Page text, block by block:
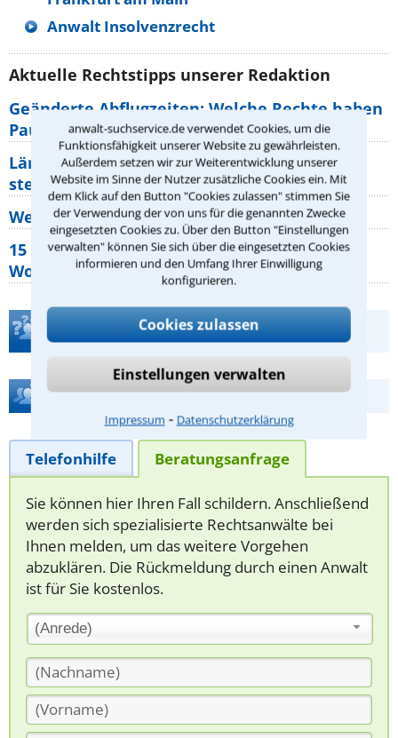
anwalt-suchservice.de verwendet Cookies, um die
Funktionsfähigkeit unserer Website zu gewährleisten.
Außerdem setzen wir zur Weiterentwicklung unserer
Website im Sinne der Nutzer zusätzliche Cookies ein. Mit
dem Klick auf den Button "Cookies zulassen" stimmen Sie
der Verwendung der von uns für die genannten Zwecke
eingesetzten Cookies zu. Über den Button "Einstellungen
verwalten" können Sie sich über die eingesetzten Cookies
informieren und den Umfang Ihrer Einwilligung
konfigurieren.
Cookies zulassen
Einstellungen verwalten
Impressum ⁃ Datenschutzerklärung
Anwalt Insolvenzrecht
Aktuelle Rechtstipps unserer Redaktion
Geänderte Abflugzeiten: Welche Rechte haben
Pauschalurlauber?
Lärm von den Nachbarn: Welche Rechte
stehen mir zu?
Wer muss Zweitwohnungssteuer zahlen?
15 elementare Rechte, die jeder
Wohnungseigentümer kennen sollte
Teste Dein Rechtswissen
Hilfe bei Ihrer Anwaltsuche?
Telefonhilfe Beratungsanfrage
Sie können hier Ihren Fall schildern. Anschließend
werden sich spezialisierte Rechtsanwälte bei
Ihnen melden, um das weitere Vorgehen
abzuklären. Die Rückmeldung durch einen Anwalt
ist für Sie kostenlos.
(Anrede)